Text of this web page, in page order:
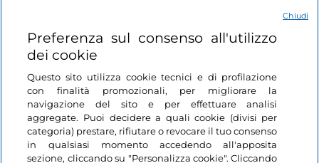
Login
Restiamo in contatto
Preferenza sul consenso all'utilizzo
dei cookie
Questo sito utilizza cookie tecnici e di profilazione
con finalità promozionali, per migliorare la
navigazione del sito e per effettuare analisi
aggregate. Puoi decidere a quali cookie (divisi per
categoria) prestare, rifiutare o revocare il tuo consenso
in qualsiasi momento accedendo all'apposita
sezione, cliccando su "Personalizza cookie". Cliccando
Chiudi